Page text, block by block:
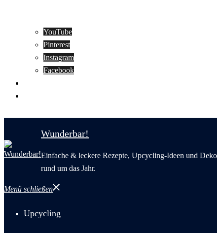
YouTube
Pinterest
Instagram
Facebook
Wunderbar!
Einfache & leckere Rezepte, Upcycling-Ideen und Deko
rund um das Jahr.
Menü schließen
Upcycling